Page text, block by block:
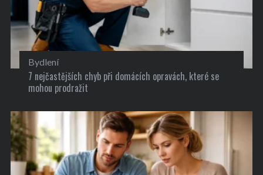
Bydlení
7 nejčastějších chyb při domácích opravách, které se
mohou prodražit